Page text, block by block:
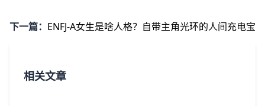
下一篇： ENFJ-A女生是啥人格？自带主角光环的人间充电宝
相关文章